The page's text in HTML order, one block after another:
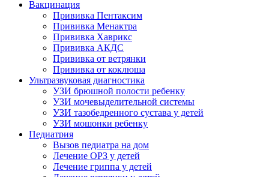
Вакцинация
Прививка Пентаксим
Прививка Менактра
Прививка Хаврикс
Прививка АКДС
Прививка от ветрянки
Прививка от коклюша
Ультразвуковая диагностика
УЗИ брюшной полости ребенку
УЗИ мочевыделительной системы
УЗИ тазобедренного сустава у детей
УЗИ мошонки ребенку
Педиатрия
Вызов педиатра на дом
Лечение ОРЗ у детей
Лечение гриппа у детей